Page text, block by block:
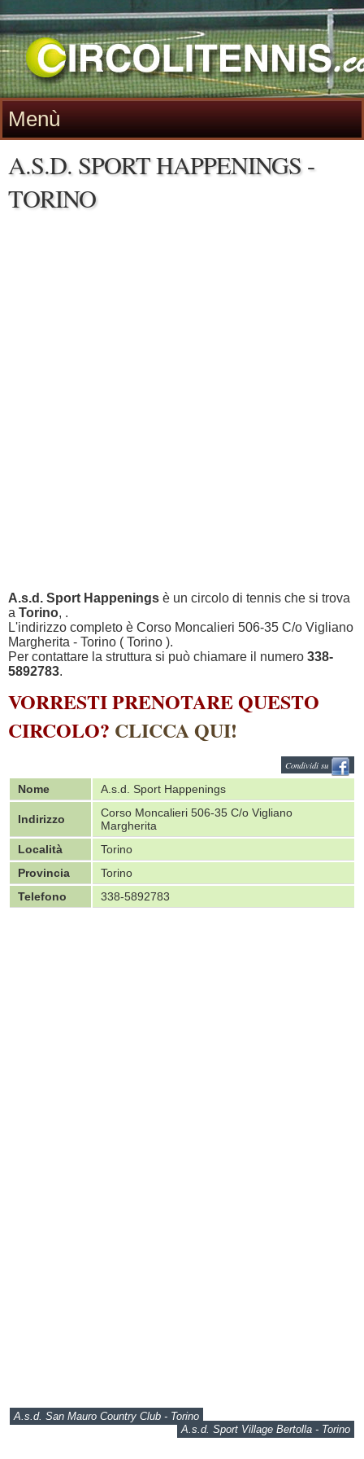
Menù
A.S.D. SPORT HAPPENINGS -
TORINO
A.s.d. Sport Happenings è un circolo di tennis che si trova
a Torino, .
L'indirizzo completo è Corso Moncalieri 506-35 C/o Vigliano
Margherita - Torino ( Torino ).
Per contattare la struttura si può chiamare il numero 338-
5892783.
VORRESTI PRENOTARE QUESTO
CIRCOLO? CLICCA QUI!
Condividi su
Nome A.s.d. Sport Happenings
Indirizzo
Corso Moncalieri 506-35 C/o Vigliano
Margherita
Località
Torino
Provincia
Torino
Telefono
338-5892783
A.s.d. San Mauro Country Club - Torino
A.s.d. Sport Village Bertolla - Torino